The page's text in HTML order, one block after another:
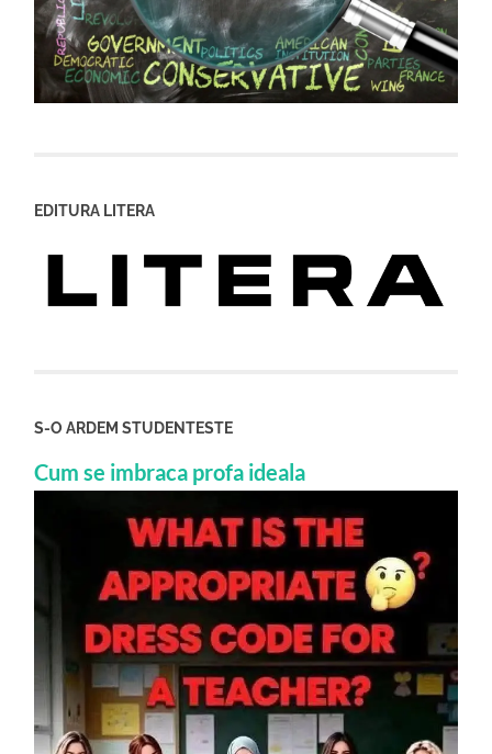
EDITURA LITERA
S-O ARDEM STUDENTESTE
Cum se imbraca profa ideala